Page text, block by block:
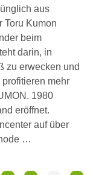
aus
Toru Kumon
beim
darin, in
zu erwecken und
mehr
1980
eröffnet.
auf über
…